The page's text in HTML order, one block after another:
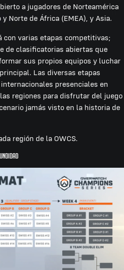
a jugadores de Norteamérica
Norte de África (EMEA), y Asia.
con varias etapas competitivas;
de clasificatorias abiertas que
sus propios equipos y luchar
Las diversas etapas
presenciales en
regiones para disfrutar del juego
jamás visto en la historia de
región de la OWCS.